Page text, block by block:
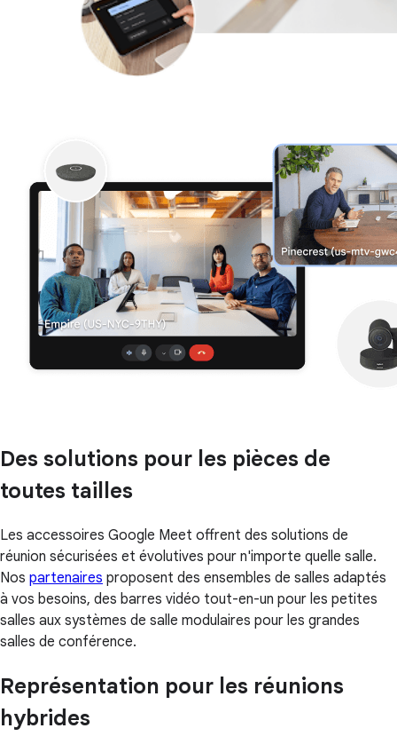
Des solutions pour les pièces de
toutes tailles
Les accessoires Google Meet offrent des solutions de
réunion sécurisées et évolutives pour n'importe quelle salle.
Nos partenaires proposent des ensembles de salles adaptés
à vos besoins, des barres vidéo tout-en-un pour les petites
salles aux systèmes de salle modulaires pour les grandes
salles de conférence.
Représentation pour les réunions
hybrides